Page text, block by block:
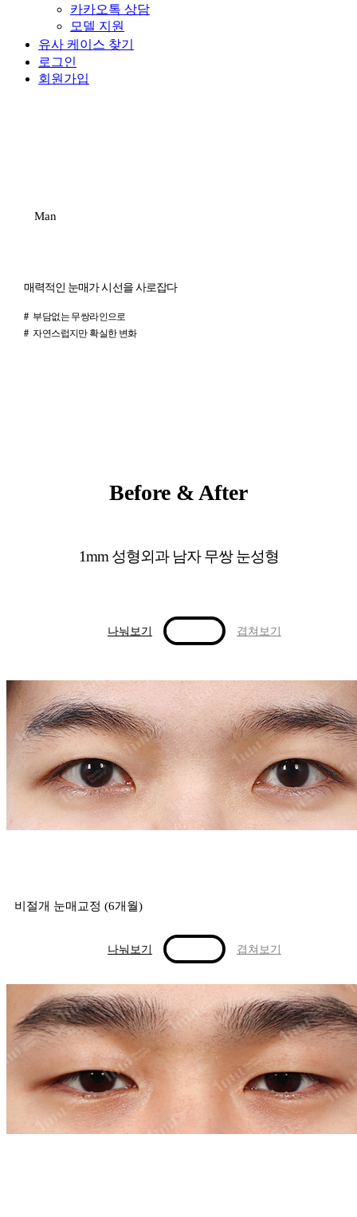
카카오톡 상담
모델 지원
유사 케이스 찾기
로그인
회원가입
Man
매력적인 눈매가 시선을 사로잡다
# 부담없는 무쌍라인으로
# 자연스럽지만 확실한 변화
Before & After
1mm 성형외과 남자 무쌍 눈성형
나눠보기 겹쳐보기
비절개 눈매교정 (6개월)
나눠보기 겹쳐보기